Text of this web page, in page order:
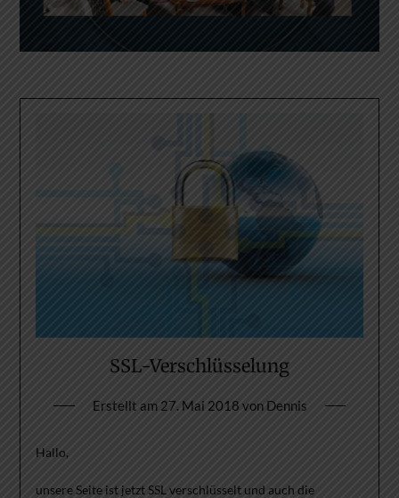
SSL-Verschlüsselung
Erstellt am 27. Mai 2018 von Dennis
Hallo,
unsere Seite ist jetzt SSL verschlüsselt und auch die